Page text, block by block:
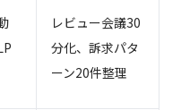
レビュー会議30
分化、訴求パタ
ーン20件整理